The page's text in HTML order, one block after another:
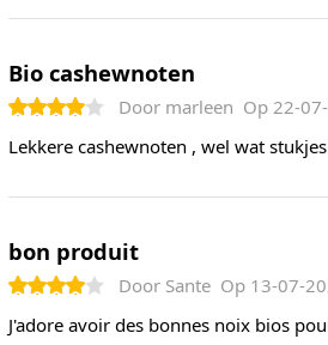
Bio cashewnoten
Door marleen Op 22-
Lekkere cashewnoten , wel wat
bon produit
Door Sante Op 13-07-
J'adore avoir des bonnes noix bios